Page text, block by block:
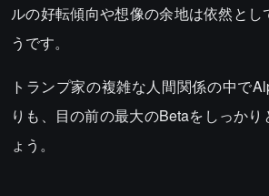
ルの好転傾向や想像の余地は依然とし
うです。
トランプ家の複雑な人間関係の中で
りも、目の前の最大のBetaをしっか
ょう。